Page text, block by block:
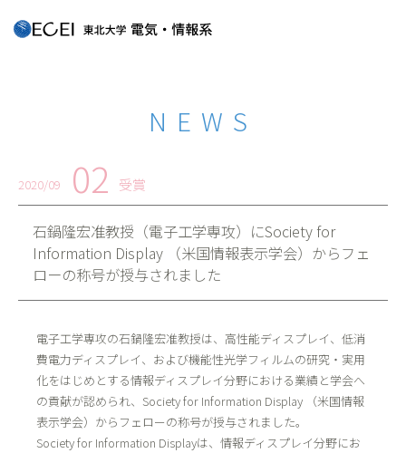
NEWS
2020/09 02 受賞
石鍋隆宏准教授（電子工学専攻）にSociety for
Information Display （米国情報表示学会）からフェ
ローの称号が授与されました
電子工学専攻の石鍋隆宏准教授は、高性能ディスプレイ、低消
費電力ディスプレイ、および機能性光学フィルムの研究・実用
化をはじめとする情報ディスプレイ分野における業績と学会へ
の貢献が認められ、Society for Information Display （米国情報
表示学会）からフェローの称号が授与されました。
Society for Information Displayは、情報ディスプレイ分野にお